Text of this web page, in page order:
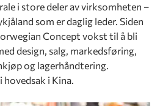
i store deler av virksomheten –
som er daglig leder. Siden
Concept vokst til å bli
design, salg, markedsføring,
og lagerhåndtering.
i Kina.